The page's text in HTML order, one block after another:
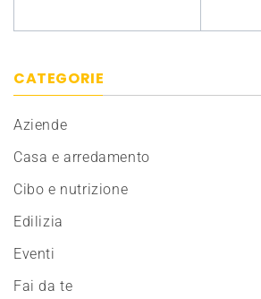
CATEGORIE
Aziende
Casa e arredamento
Cibo e nutrizione
Edilizia
Eventi
Fai da te